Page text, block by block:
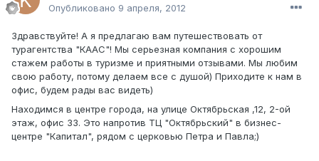
Опубликовано 9 апреля, 2012
Здравствуйте! А я предлагаю вам путешествовать от
турагентства "КААС"! Мы серьезная компания с хорошим
стажем работы в туризме и приятными отзывами. Мы любим
свою работу, потому делаем все с душой) Приходите к нам в
офис, будем рады вас видеть)
Находимся в центре города, на улице Октябрьская ,12, 2-ой
этаж, офис 33. Это напротив ТЦ "Октябрьский" в бизнес-
центре "Капитал", рядом с церковью Петра и Павла;)